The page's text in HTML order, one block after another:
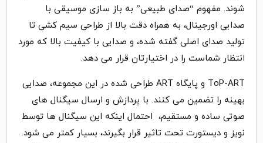
شوند. مفهوم “صدای طبیعی” به باز سازی موسیقی با
صدایی اورجینال، به همراه دقت بالا از طراحی سیم کشی تا
تولید صدای اصلی گفته شده، و صدایی با کیفیت بالا که مورد
انتظار شماست را در اختیارتان قرار می دهد.
ToP-ART و پایگاه ART طراحی شده در این مجموعه، صدایی
بهینه را تضمین می کنند. با پردازش و ارسال سیگنال های
صوتی ساده و مستقیم، احتمال اینکه این سیگنال ها توسط
نویز و دیستورت تحت تاثیر قرار بگیرند، بسیار کمتر می شود.